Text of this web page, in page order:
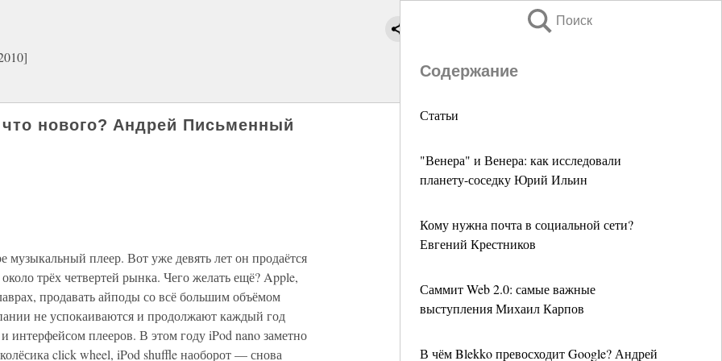
Поиск
Содержание
Статьи
"Венера" и Венера: как исследовали
планету-соседку Юрий Ильин
Кому нужна почта в социальной сети?
Евгений Крестников
Саммит Web 2.0: самые важные
выступления Михаил Карпов
В чём Blekko превосходит Google? Андрей
нового? Андрей Письменный
плеер. Вот уже девять лет он продаётся
трёх четвертей рынка. Чего желать ещё? Apple,
продавать айподы со всё большим объёмом
не успокаиваются и продолжают каждый год
интерфейсом плееров. В этом году iPod nano заметно
click wheel, iPod shuffle наоборот — снова